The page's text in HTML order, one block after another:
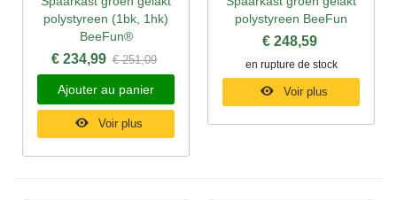
polystyreen (1bk, 1hk)
BeeFun®
€ 234,99 € 251,09
Ajouter au panier
Voir plus
polystyreen BeeFun
€ 248,59
en rupture de stock
Voir plus